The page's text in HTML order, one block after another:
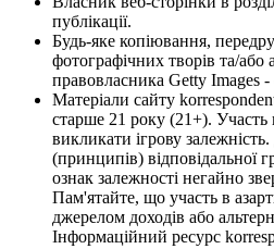
публікації.
Будь-яке копіювання,
фотографічних творів та/або
правовласника Getty Images -
Матеріали сайту
старше 21 року (21+). Участь
викликати ігрову
(принципів) відповідальної
ознак залежності негайно
Пам'ятайте, що участь в
джерелом доходів або
Інформаційний ресурс